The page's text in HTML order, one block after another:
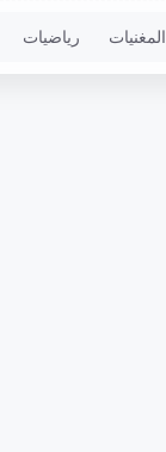
المغنيات رياضيات